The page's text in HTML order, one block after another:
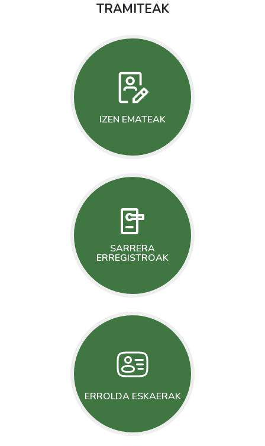
TRAMITEAK
IZEN EMATEAK
SARRERA
ERREGISTROAK
ERROLDA ESKAERAK